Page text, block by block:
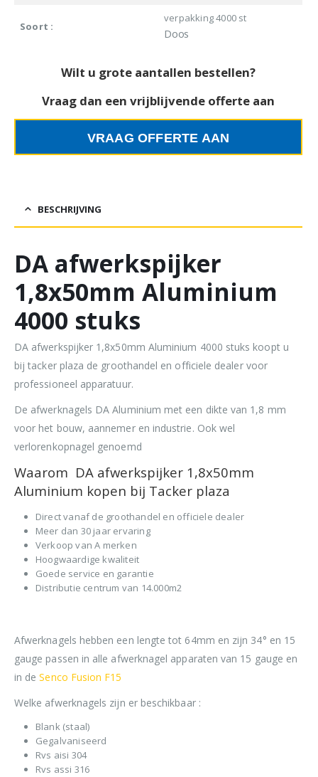
Soort :
verpakking 4000 st
Doos
Wilt u grote aantallen bestellen?
Vraag dan een vrijblijvende offerte aan
VRAAG OFFERTE AAN
BESCHRIJVING
DA afwerkspijker
1,8x50mm Aluminium
4000 stuks
DA afwerkspijker 1,8x50mm Aluminium 4000 stuks koopt u
bij tacker plaza de groothandel en officiele dealer voor
professioneel apparatuur.
De afwerknagels DA Aluminium met een dikte van 1,8 mm
voor het bouw, aannemer en industrie. Ook wel
verlorenkopnagel genoemd
Waarom DA afwerkspijker 1,8x50mm
Aluminium kopen bij Tacker plaza
Direct vanaf de groothandel en officiele dealer
Meer dan 30 jaar ervaring
Verkoop van A merken
Hoogwaardige kwaliteit
Goede service en garantie
Distributie centrum van 14.000m2
Afwerknagels hebben een lengte tot 64mm en zijn 34° en 15
gauge passen in alle afwerknagel apparaten van 15 gauge en
in deSenco Fusion F15
Welke afwerknagels zijn er beschikbaar :
Blank (staal)
Gegalvaniseerd
Rvs aisi 304
Rvs assi 316